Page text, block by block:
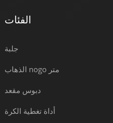
الفئات
جلبة
الذهاب nogo متر
دبوس مقعد
أداة تغطية الكرة